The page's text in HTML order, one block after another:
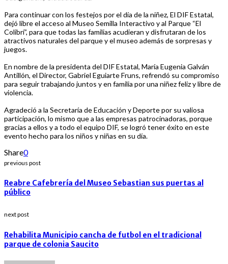
Para continuar con los festejos por el día de la niñez, El DIF Estatal,
dejó libre el acceso al Museo Semilla Interactivo y al Parque “El
Colibrí”, para que todas las familias acudieran y disfrutaran de los
atractivos naturales del parque y el museo además de sorpresas y
juegos.
En nombre de la presidenta del DIF Estatal, María Eugenia Galván
Antillón, el Director, Gabriel Eguiarte Fruns, refrendó su compromiso
para seguir trabajando juntos y en familia por una niñez feliz y libre de
violencia.
Agradeció a la Secretaría de Educación y Deporte por su valiosa
participación, lo mismo que a las empresas patrocinadoras, porque
gracias a ellos y a todo el equipo DIF, se logró tener éxito en este
evento hecho para los niños y niñas en su día.
Share0
previous post
Reabre Cafebrería del Museo Sebastian sus puertas al
público
next post
Rehabilita Municipio cancha de futbol en el tradicional
parque de colonia Saucito